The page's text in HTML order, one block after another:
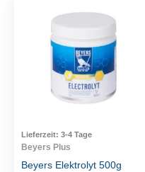
Lieferzeit: 3-4 Tage
Beyers Plus
Beyers Elektrolyt 500g